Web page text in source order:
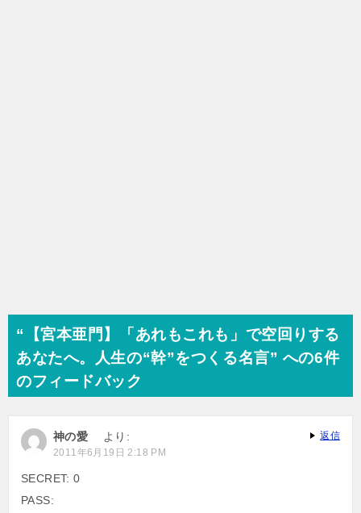
“【宮本亜門】「あれもこれも」で空回りする
あなたへ。人生の“幹”をつくる名言” への6件
のフィードバック
神の愛 より:
2011年6月19日 2:18 PM
SECRET: 0
PASS:
返信